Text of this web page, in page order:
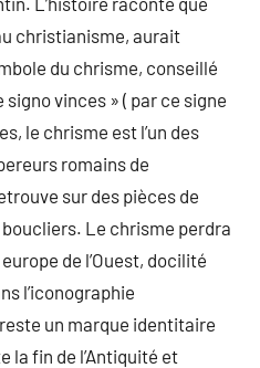
christianisme, aurait
du chrisme, conseillé
vinces » ( par ce signe
le chrisme est l’un des
romains de
sur des pièces de
Le chrisme perdra
de l’Ouest, docilité
l’iconographie
un marque identitaire
la fin de l’Antiquité et